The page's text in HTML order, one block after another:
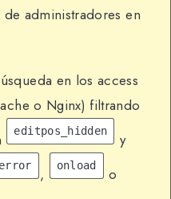
administradores en
en los access
o Nginx) filtrando
editpos_hidden
y
, onload o